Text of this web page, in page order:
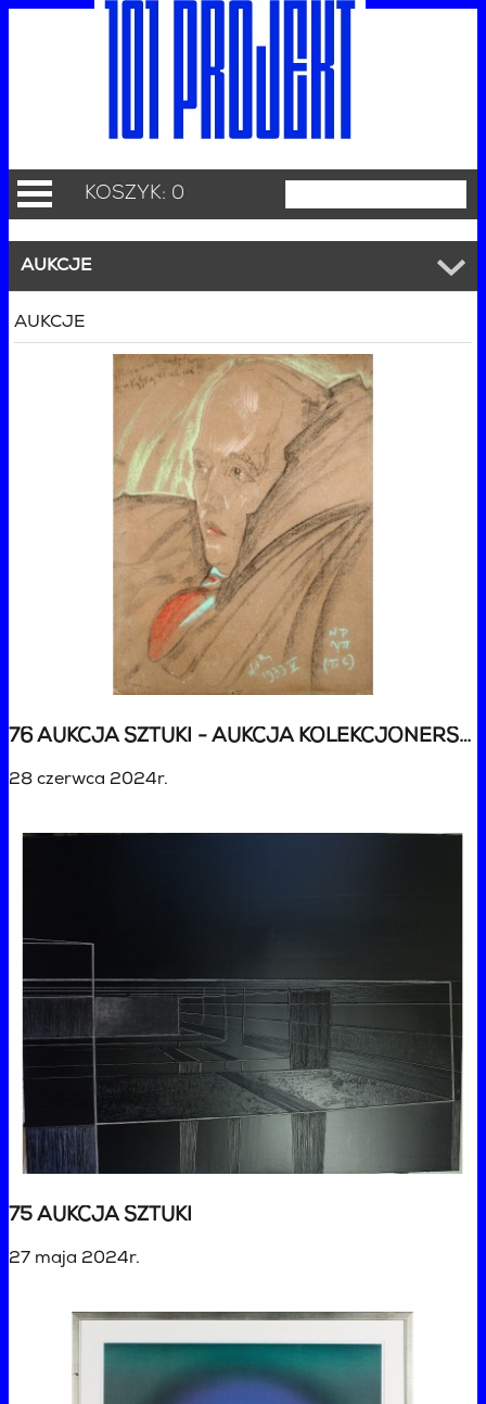
KOSZYK: 0
AUKCJE
AUKCJE
76 AUKCJA SZTUKI - AUKCJA KOLEKCJONERSKA
28 czerwca 2024r.
75 AUKCJA SZTUKI
27 maja 2024r.